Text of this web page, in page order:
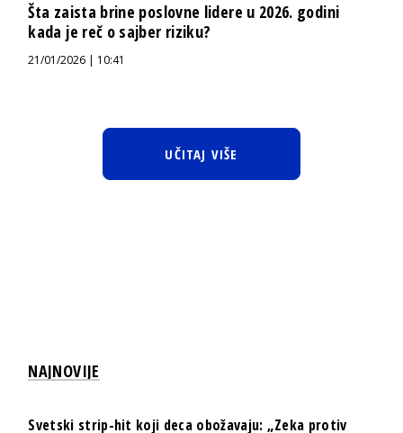
Šta zaista brine poslovne lidere u 2026. godini
kada je reč o sajber riziku?
21/01/2026 | 10:41
UČITAJ VIŠE
NAJNOVIJE
Svetski strip-hit koji deca obožavaju: „Zeka protiv